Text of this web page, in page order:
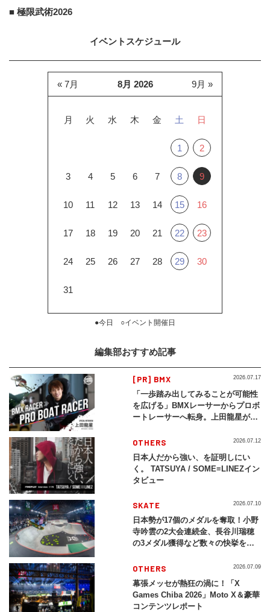
■ 極限武術2026
イベントスケジュール
8月 2026
月 火 水 木 金 土 日
1 2
3 4 5 6 7 8 9
10 11 12 13 14 15 16
17 18 19 20 21 22 23
24 25 26 27 28 29 30
31
« 7月 9月 »
●今日 ○イベント開催日
編集部おすすめ記事
[PR] BMX
「一歩踏み出してみることが可能性
を広げる」BMXレーサーからプロボ
ートレーサーへ転身。上田龍星が体
2026.07.17
OTHERS
日本人だから強い、を証明しにい
く。 TATSUYA / SOME≡LINEZイン
タビュー
2026.07.12
SKATE
日本勢が17個のメダルを奪取！小野
寺吟雲の2大会連続金、長谷川瑞穂
の3メダル獲得など数々の快挙をプ
2026」
2026.07.10
OTHERS
幕張メッセが熱狂の渦に！「X
Games Chiba 2026」Moto X＆豪華
コンテンツレポート
2026.07.09